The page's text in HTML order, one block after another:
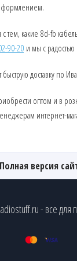
тем, какие 8d-fb
90-20 и мы с
быструю доставку по
оптом и в
интернет-
Полная версия
- все для